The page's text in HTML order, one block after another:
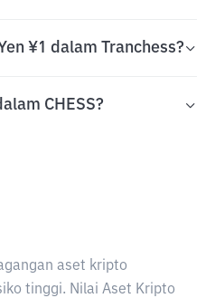
¥1 dalam Tranchess?
CHESS?
aset kripto
tinggi. Nilai Aset Kripto